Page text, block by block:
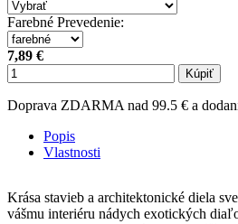
Farebné Prevedenie:
7,89 €
Kúpiť
Doprava ZDARMA nad 99.5 € a
Popis
Vlastnosti
Krása stavieb a architektonické diela
vášmu interiéru nádych exotických